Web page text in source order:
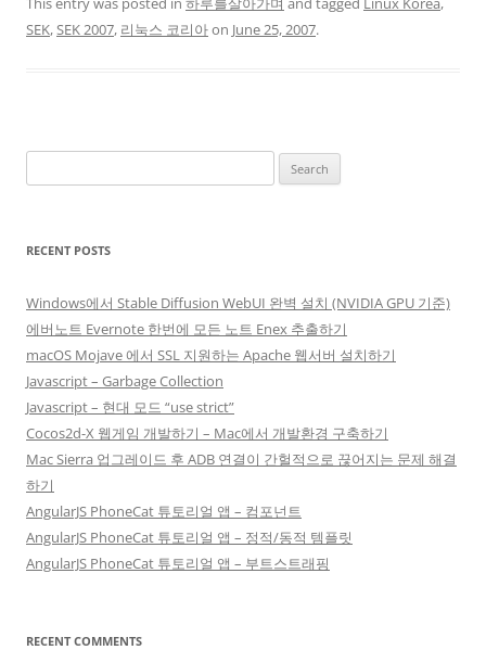
SEK,SEK 2007, 리눅스 코리아on June 25, 2007.
for:
RECENT POSTS
Windows에서 Stable Diffusion WebUI 완벽 설치 (NVIDIA GPU 기준)
에버노트 Evernote 한번에 모든 노트 Enex 추출하기
macOS Mojave 에서 SSL 지원하는 Apache 웹서버 설치하기
Javascript – Garbage Collection
Javascript – 현대 모드 “use strict”
Cocos2d-X 웹게임 개발하기 – Mac에서 개발환경 구축하기
Mac Sierra 업그레이드 후 ADB 연결이 간헐적으로 끊어지는 문제 해결
하기
AngularJS PhoneCat 튜토리얼 앱 – 컴포넌트
AngularJS PhoneCat 튜토리얼 앱 – 정적/동적 템플릿
AngularJS PhoneCat 튜토리얼 앱 – 부트스트래핑
RECENT COMMENTS